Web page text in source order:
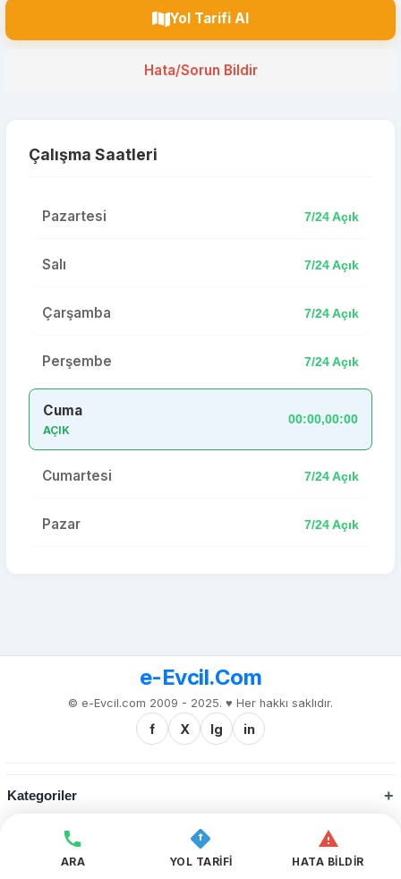
Yol Tarifi Al
Hata/Sorun Bildir
Çalışma Saatleri
Pazartesi 7/24 Açık
Salı 7/24 Açık
Çarşamba 7/24 Açık
Perşembe 7/24 Açık
Cuma
AÇIK
00:00,00:00
Cumartesi 7/24 Açık
Pazar 7/24 Açık
ARA YOL TARİFİ HATA BİLDİR
e-Evcil.Com
© e-Evcil.com 2009 - 2025. ♥️ Her hakkı saklıdır.
f X Ig in
Kategoriler
Kurumsal